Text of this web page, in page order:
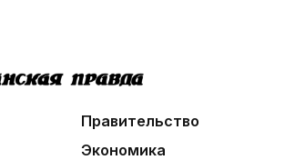
Правительство
Экономика